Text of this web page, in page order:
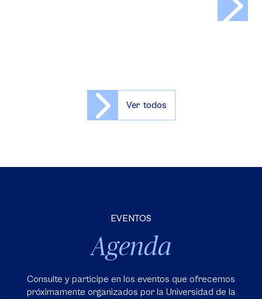
Ver todos
EVENTOS
Agenda
Consulte y participe en los eventos que ofrecemos
próximamente organizados por la Universidad de la